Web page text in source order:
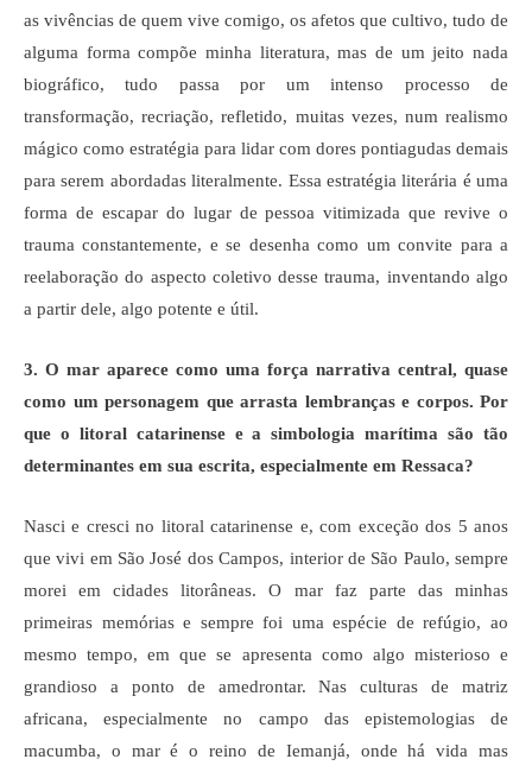
as vivências de quem vive comigo, os afetos que cultivo, tudo de
alguma forma compõe minha literatura, mas de um jeito nada
biográfico, tudo passa por um intenso processo de
transformação, recriação, refletido, muitas vezes, num realismo
mágico como estratégia para lidar com dores pontiagudas demais
para serem abordadas literalmente. Essa estratégia literária é uma
forma de escapar do lugar de pessoa vitimizada que revive o
trauma constantemente, e se desenha como um convite para a
reelaboração do aspecto coletivo desse trauma, inventando algo
a partir dele, algo potente e útil.
3. O mar aparece como uma força narrativa central, quase
como um personagem que arrasta lembranças e corpos. Por
que o litoral catarinense e a simbologia marítima são tão
determinantes em sua escrita, especialmente em Ressaca?
Nasci e cresci no litoral catarinense e, com exceção dos 5 anos
que vivi em São José dos Campos, interior de São Paulo, sempre
morei em cidades litorâneas. O mar faz parte das minhas
primeiras memórias e sempre foi uma espécie de refúgio, ao
mesmo tempo, em que se apresenta como algo misterioso e
grandioso a ponto de amedrontar. Nas culturas de matriz
africana, especialmente no campo das epistemologias de
macumba, o mar é o reino de Iemanjá, onde há vida mas